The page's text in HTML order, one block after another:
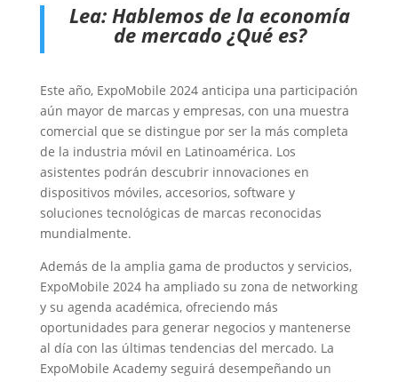
Lea:Hablemos de la economía
de mercado ¿Qué es?
Este año, ExpoMobile 2024 anticipa una participación
aún mayor de marcas y empresas, con una muestra
comercial que se distingue por ser la más completa
de la industria móvil en Latinoamérica. Los
asistentes podrán descubrir innovaciones en
dispositivos móviles, accesorios, software y
soluciones tecnológicas de marcas reconocidas
mundialmente.
Además de la amplia gama de productos y servicios,
ExpoMobile 2024 ha ampliado su zona de networking
y su agenda académica, ofreciendo más
oportunidades para generar negocios y mantenerse
al día con las últimas tendencias del mercado. La
ExpoMobile Academy seguirá desempeñando un